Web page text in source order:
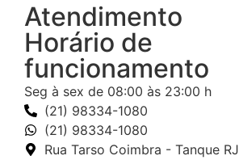
Atendimento
Horário de
funcionamento
Seg à sex de 08:00 às 23:00 h
(21) 98334-1080
(21) 98334-1080
Rua Tarso Coimbra - Tanque RJ